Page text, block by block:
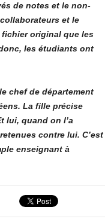
de notes et le non-
et le
original que les
les étudiants ont
chef de département
La fille précise
lui, quand on l’a
contre lui. C’est
enseignant à